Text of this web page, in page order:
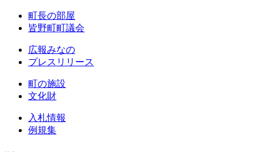
町長の部屋
皆野町町議会
広報みなの
プレスリリース
町の施設
文化財
入札情報
例規集